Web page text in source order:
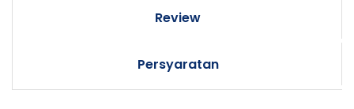
Review
Persyaratan